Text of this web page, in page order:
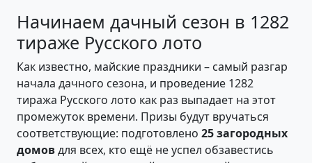
Начинаем дачный сезон в 1282
тираже Русского лото
Как известно, майские праздники – самый разгар
начала дачного сезона, и проведение 1282
тиража Русского лото как раз выпадает на этот
промежуток времени. Призы будут вручаться
соответствующие: подготовлено 25 загородных
домовдля всех, кто ещё не успел обзавестись